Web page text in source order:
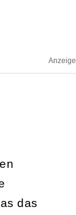
Anzeige
das